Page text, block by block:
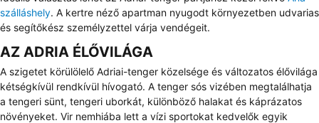
szálláshely. A kertre néző apartman nyugodt környezetben udvarias
és segítőkész személyzettel várja vendégeit.
AZ ADRIA ÉLŐVILÁGA
A szigetet körülölelő Adriai-tenger közelsége és változatos élővilága
kétségkívül rendkívül hívogató. A tenger sós vizében megtalálhatja
a tengeri sünt, tengeri uborkát, különböző halakat és káprázatos
növényeket. Vir nemhiába lett a vízi sportokat kedvelők egyik